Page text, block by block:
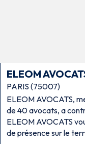
ELEOM
PARIS (75007)
ELEOM AVOCATS,
de 40 avocats, a
ELEOM AVOCATS
de présence sur le